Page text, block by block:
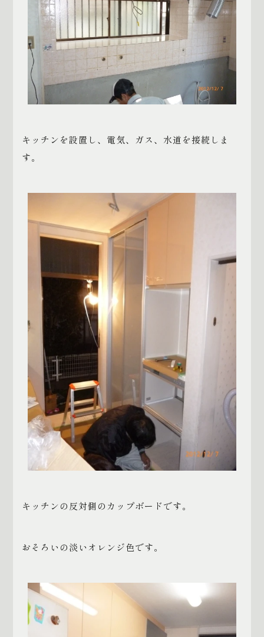
キッチンを設置し、電気、ガス、水道を接続しま
す。
キッチンの反対側のカップボードです。
おそろいの淡いオレンジ色です。